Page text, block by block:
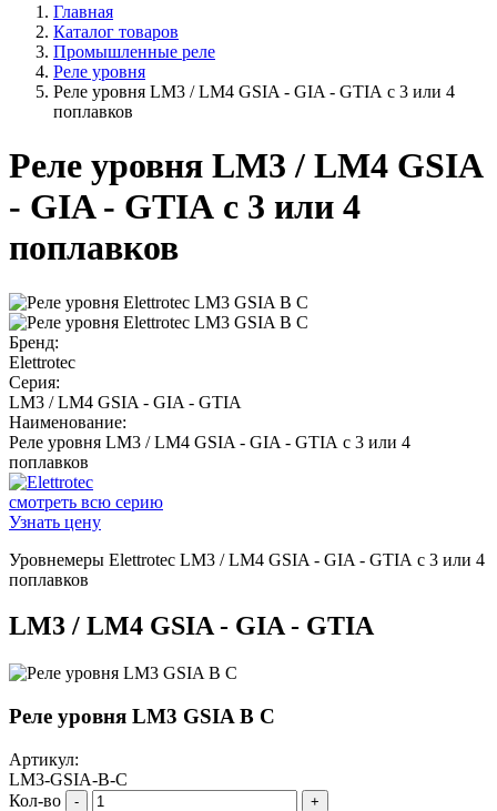
Главная
Каталог товаров
Промышленные реле
Реле уровня
Реле уровня LM3 / LM4 GSIA - GIA - GTIA с 3 или 4
поплавков
Реле уровня LM3 / LM4 GSIA
- GIA - GTIA с 3 или 4
поплавков
Бренд:
Elettrotec
Серия:
LM3 / LM4 GSIA - GIA - GTIA
Наименование:
Реле уровня LM3 / LM4 GSIA - GIA - GTIA с 3 или 4
поплавков
смотреть всю серию
Узнать цену
Уровнемеры Elettrotec LM3 / LM4 GSIA - GIA - GTIA с 3 или 4
поплавков
LM3 / LM4 GSIA - GIA - GTIA
Реле уровня LM3 GSIA B C
Артикул:
LM3-GSIA-B-C
Кол-во
-
+